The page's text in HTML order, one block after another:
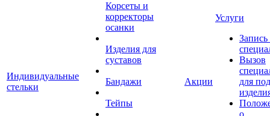
Индивидуальные
стельки
Корсеты и
корректоры
осанки
Изделия для
суставов
Бандажи
Тейпы
Акции
Услуги
Запись
Вызов
для
о